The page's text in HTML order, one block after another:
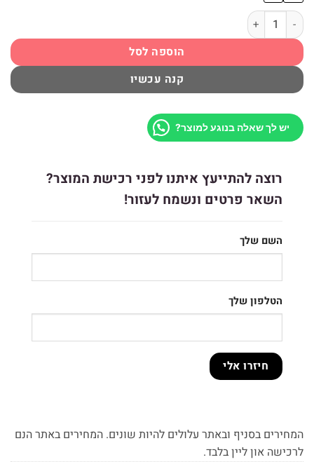
כמות של כפפות רכיבה לנשים צבע שחור REV'IT! Mosca H2O
הוספה לסל
קנה עכשיו
יש לך שאלה בנוגע למוצר?
רוצה להתייעץ איתנו לפני רכישת המוצר?
השאר פרטים ונשמח לעזור!
השם שלך
הטלפון שלך
המחירים בסניף ובאתר עלולים להיות שונים. המחירים באתר הנם
לרכישה און ליין בלבד.